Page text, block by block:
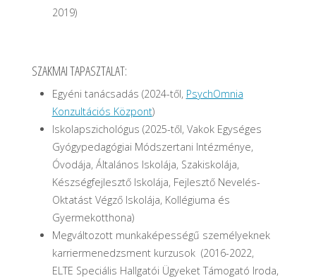
2019)
SZAKMAI TAPASZTALAT:
Egyéni tanácsadás (2024-től, PsychOmnia
Konzultációs Központ)
Iskolapszichológus (2025-től, Vakok Egységes
Gyógypedagógiai Módszertani Intézménye,
Óvodája, Általános Iskolája, Szakiskolája,
Készségfejlesztő Iskolája, Fejlesztő Nevelés-
Oktatást Végző Iskolája, Kollégiuma és
Gyermekotthona)
Megváltozott munkaképességű személyeknek
karriermenedzsment kurzusok (2016-2022,
ELTE Speciális Hallgatói Ügyeket Támogató Iroda,